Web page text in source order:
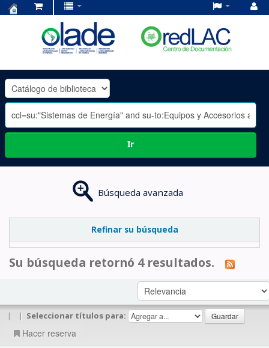
OLADE
-
Ir
Búsqueda avanzada
Refinar su búsqueda
Su búsqueda retornó 4 resultados.
| | Seleccionar títulos para:
Hacer reserva